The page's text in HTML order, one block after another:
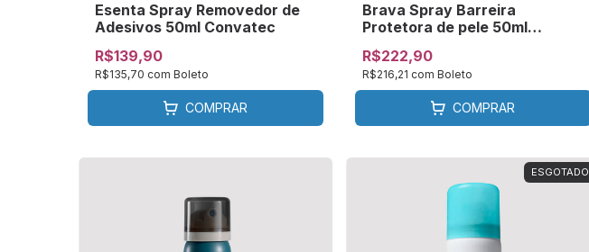
Esenta Spray Removedor de
Adesivos 50ml Convatec
R$139,90
R$135,70 com Boleto
COMPRAR
Brava Spray Barreira
Protetora de pele 50ml
Coloplast - 12020
R$222,90
R$216,21 com Boleto
COMPRAR
ESGOTADO